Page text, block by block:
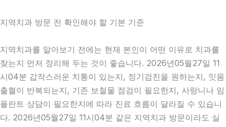
지역치과 방문 전 확인해야 할 기본 기준
지역치과를 알아보기 전에는 현재 본인이 어떤 이유로 치과를
찾는지 먼저 정리해 두는 것이 좋습니다. 2026년05월27일 11
시04분 갑작스러운 치통이 있는지, 정기검진을 원하는지, 잇몸
출혈이 반복되는지, 기존 보철물 점검이 필요한지, 사랑니나 임
플란트 상담이 필요한지에 따라 진료 흐름이 달라질 수 있습니
다. 2026년05월27일 11시04분 같은 지역치과 방문이라도 실